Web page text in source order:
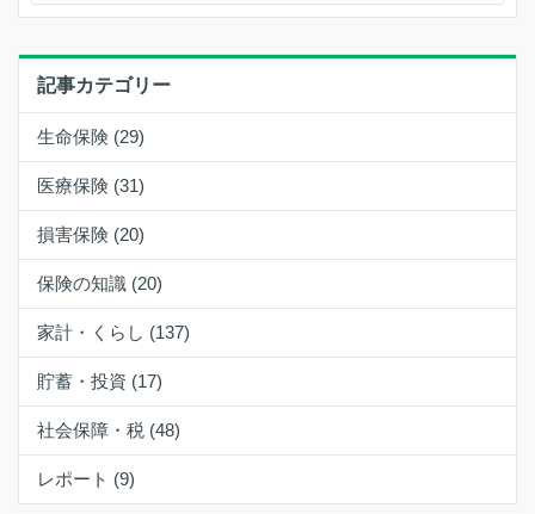
記事カテゴリー
生命保険 (29)
医療保険 (31)
損害保険 (20)
保険の知識 (20)
家計・くらし (137)
貯蓄・投資 (17)
社会保障・税 (48)
レポート (9)